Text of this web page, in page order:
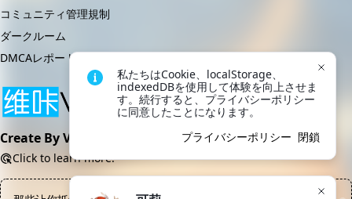
コミュニティ管理規制
ダークルーム
DMCAレポート
Create By VikACG Pte. Ltd.
Click to learn more.
私たちはCookie、localStorage、
indexedDBを使用して体験を向上させま
す。続行すると、プライバシーポリシー
に同意したことになります。
プライバシーポリシー 閉鎖